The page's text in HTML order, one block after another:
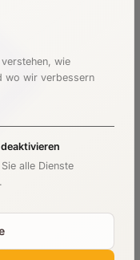
wie
wo wir verbessern
alle Dienste